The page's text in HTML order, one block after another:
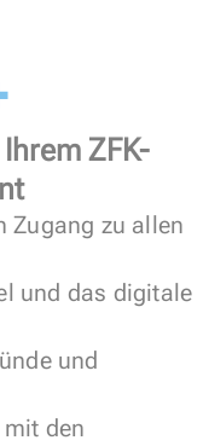
ZFK-
Zugang zu allen
und das digitale
und
den